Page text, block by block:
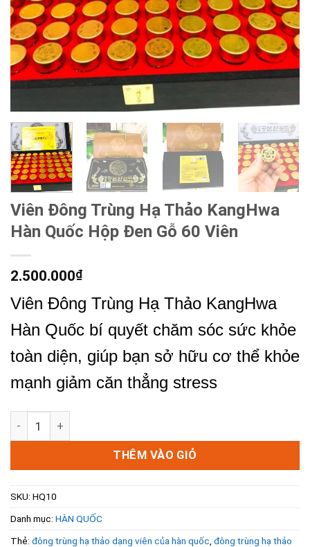
Viên Đông Trùng Hạ Thảo KangHwa
Hàn Quốc Hộp Đen Gỗ 60 Viên
2.500.000₫
Viên Đông Trùng Hạ Thảo KangHwa
Hàn Quốc bí quyết chăm sóc sức khỏe
toàn diện, giúp bạn sở hữu cơ thể khỏe
mạnh giảm căn thẳng stress
THÊM VÀO GIỎ
SKU: HQ10
Danh mục: HÀN QUỐC
Thẻ: đông trùng hạ thảo dạng viên của hàn quốc đông trùng hạ thảo